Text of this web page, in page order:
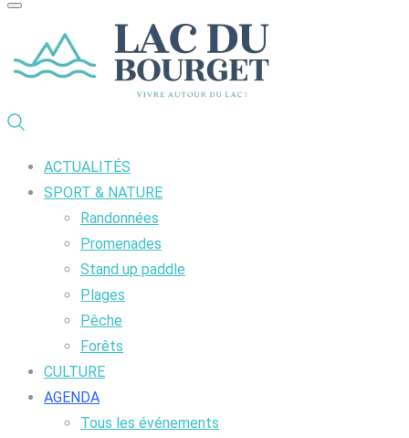
ACTUALITÉS
SPORT & NATURE
Randonnées
Promenades
Stand up paddle
Plages
Pêche
Forêts
CULTURE
AGENDA
Tous les événements